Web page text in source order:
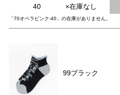
40 ×在庫なし
「70オペラピンク-40」の在庫がありません。
99ブラック